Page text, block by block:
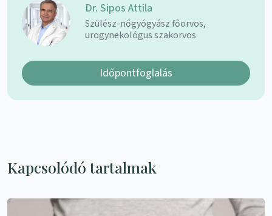
Dr. Sipos Attila
Szülész-nőgyógyász főorvos,
urogynekológus szakorvos
Időpontfoglalás
Kapcsolódó tartalmak